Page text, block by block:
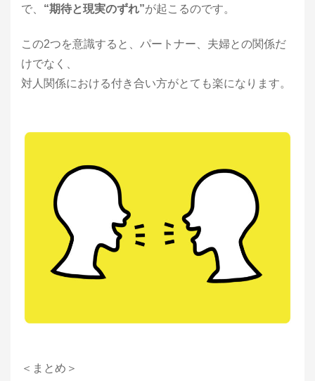
で、 “期待と現実のずれ”が起こるのです。
この2つを意識すると、パートナー、夫婦との関係だ
けでなく、
対人関係における付き合い方がとても楽になります。
＜まとめ＞